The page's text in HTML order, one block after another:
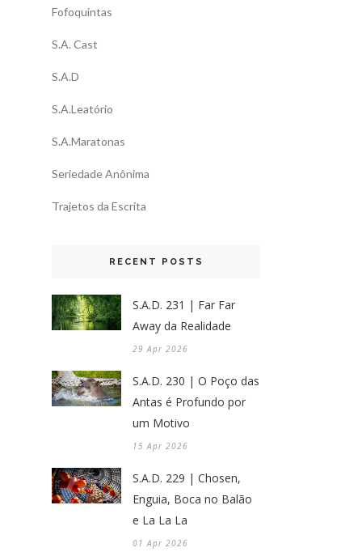
Fofoquintas
S.A. Cast
S.A.D
S.A.Leatório
S.A.Maratonas
Seriedade Anônima
Trajetos da Escrita
RECENT POSTS
S.A.D. 231 | Far Far
Away da Realidade
29 Apr 2026
S.A.D. 230 | O Poço das
Antas é Profundo por
um Motivo
15 Apr 2026
S.A.D. 229 | Chosen,
Enguia, Boca no Balão
e La La La
01 Apr 2026